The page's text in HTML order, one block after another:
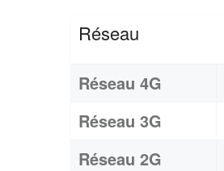
Réseau
Réseau 4G
Réseau 3G
Réseau 2G